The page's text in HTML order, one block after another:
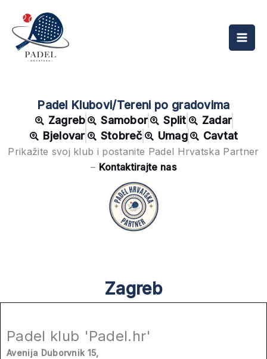
content
Padel Klubovi/Tereni po gradovima
Zagreb Samobor Split
Zadar
Bjelovar
Stobreč Umag Cavtat
Prikažite svoj klub i postanite Padel Hrvatska Partner
– Kontaktirajte nas
Zagreb
Padel klub 'Padel.hr'
Avenija Duborvnik 15,